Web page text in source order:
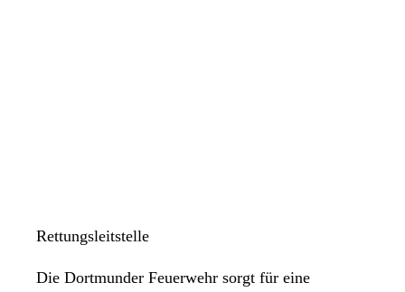
Rettungsleitstelle
Die Dortmunder Feuerwehr sorgt für eine